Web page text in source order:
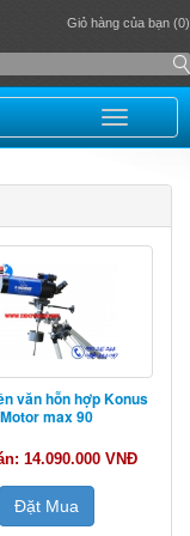
Giỏ hàng của bạn (0)
văn hỗn hợp Konus
Motor max 90
14.090.000 VNĐ
Đặt Mua